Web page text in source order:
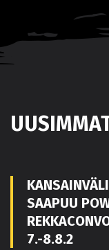
SAAPUU
7.-8.8.2